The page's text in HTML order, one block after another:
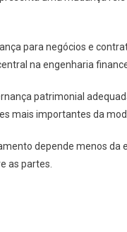
para negócios e
na engenharia
patrimonial
mais importantes da
depende menos da
as partes.